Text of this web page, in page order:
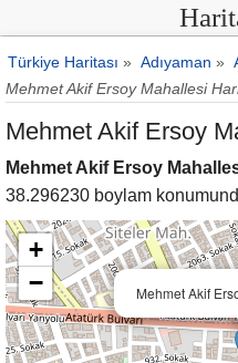
Türkiye Haritası » Adıyaman »
Mehmet Akif Ersoy Mahallesi
Mehmet Akif Ersoy
Mehmet Akif Ersoy
38.296230 boylam
Mehmet Akif
+
−